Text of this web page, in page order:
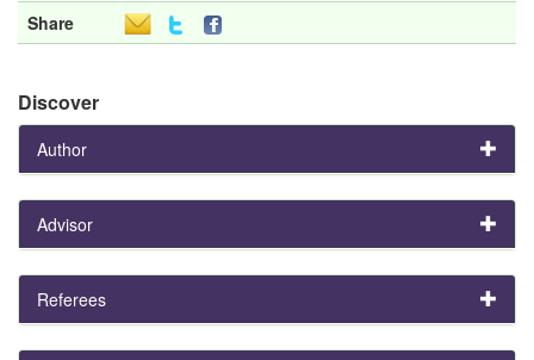
Share
Discover
Author
Advisor
Referees